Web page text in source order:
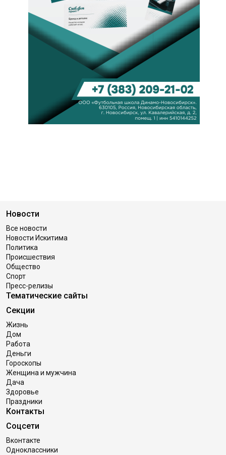
Новости
Все новости
Новости Искитима
Политика
Происшествия
Общество
Спорт
Пресс-релизы
Тематические сайты
Секции
Жизнь
Дом
Работа
Деньги
Гороскопы
Женщина и мужчина
Дача
Здоровье
Праздники
Контакты
Соцсети
Вконтакте
Одноклассники